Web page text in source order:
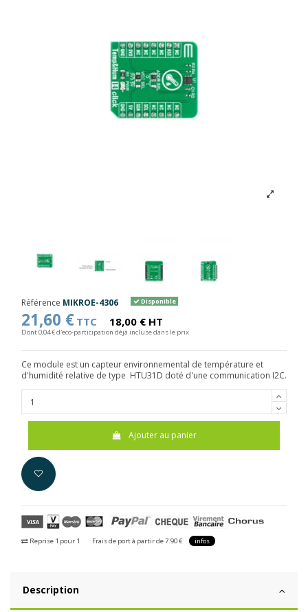
Référence MIKROE-4306 Disponible
21,60 € TTC 18,00 € HT
Dont 0,04 € d'eco-participation déjà incluse dans le prix
Ce module est un capteur environnemental de température et
d'humidité relative de type HTU31D doté d'une communication I2C.
Ajouter au panier
Reprise 1 pour 1 Frais de port à partir de 7.90 € infos
Description